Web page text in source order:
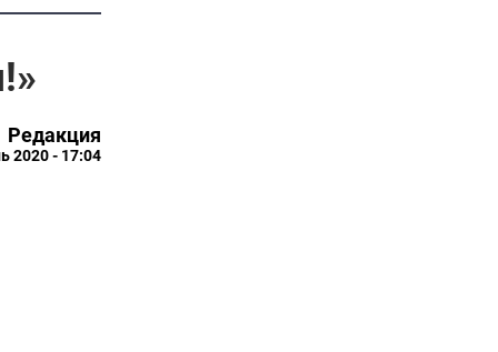
Редакция
2020 - 17:04